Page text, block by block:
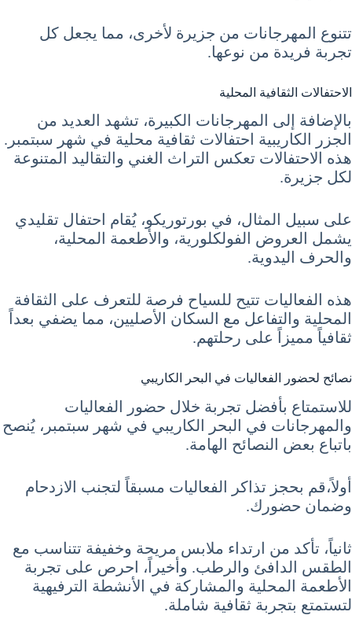
تتنوع المهرجانات من جزيرة لأخرى، مما يجعل كل
تجربة فريدة من نوعها.
الاحتفالات الثقافية المحلية
بالإضافة إلى المهرجانات الكبيرة، تشهد العديد من
الجزر الكاريبية احتفالات ثقافية محلية في شهر سبتمبر.
هذه الاحتفالات تعكس التراث الغني والتقاليد المتنوعة
لكل جزيرة.
على سبيل المثال، في بورتوريكو، يُقام احتفال تقليدي
يشمل العروض الفولكلورية، والأطعمة المحلية،
والحرف اليدوية.
هذه الفعاليات تتيح للسياح فرصة للتعرف على الثقافة
المحلية والتفاعل مع السكان الأصليين، مما يضفي بعداً
ثقافياً مميزاً على رحلتهم.
نصائح لحضور الفعاليات في البحر الكاريبي
للاستمتاع بأفضل تجربة خلال حضور الفعاليات
والمهرجانات في البحر الكاريبي في شهر سبتمبر، يُنصح
باتباع بعض النصائح الهامة.
أولاً،قم بحجز تذاكر الفعاليات مسبقاً لتجنب الازدحام
وضمان حضورك.
ثانياً، تأكد من ارتداء ملابس مريحة وخفيفة تتناسب مع
الطقس الدافئ والرطب. وأخيراً، احرص على تجربة
الأطعمة المحلية والمشاركة في الأنشطة الترفيهية
لتستمتع بتجربة ثقافية شاملة.